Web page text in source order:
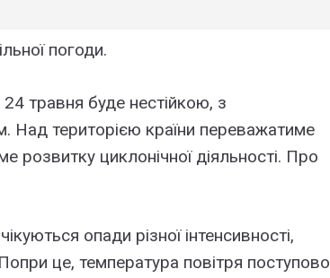
погоди.
травня буде нестійкою, з
Над територією країни переважатиме
циклонічної діяльності. Про
опади різної інтенсивності,
це, температура повітря поступово